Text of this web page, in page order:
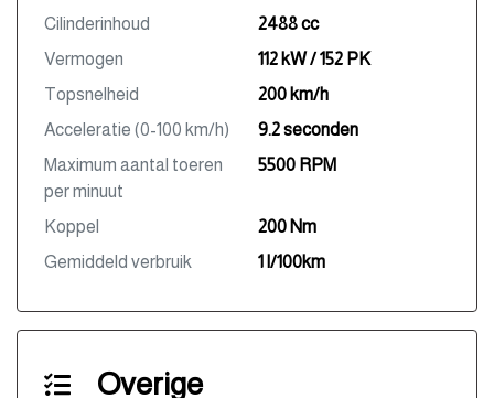
Cilinderinhoud
2488 cc
Vermogen
112 kW / 152 PK
Topsnelheid
200 km/h
Acceleratie (0-100 km/h)
9.2 seconden
Maximum aantal toeren
per minuut
5500 RPM
Koppel
200 Nm
Gemiddeld verbruik
1 l/100km
Overige